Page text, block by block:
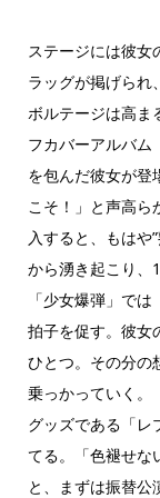
ステージには彼女
ラッグが掲げられ
ボルテージは高ま
フカバーアルバム
を包んだ彼女が登
こそ！」と声高ら
入すると、もはや
から湧き起こり、
「少女爆弾」で
拍子を促す。彼女
ひとつ。その分
乗っかっていく。
グッズである「レ
てる。「色褪せな
と、まずは振替公